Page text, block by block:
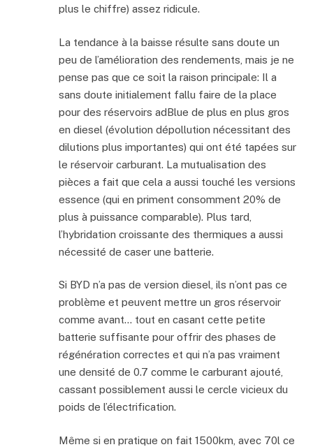
plus le chiffre) assez ridicule.
La tendance à la baisse résulte sans doute un
peu de l’amélioration des rendements, mais je ne
pense pas que ce soit la raison principale: Il a
sans doute initialement fallu faire de la place
pour des réservoirs adBlue de plus en plus gros
en diesel (évolution dépollution nécessitant des
dilutions plus importantes) qui ont été tapées sur
le réservoir carburant. La mutualisation des
pièces a fait que cela a aussi touché les versions
essence (qui en priment consomment 20% de
plus à puissance comparable). Plus tard,
l’hybridation croissante des thermiques a aussi
nécessité de caser une batterie.
Si BYD n’a pas de version diesel, ils n’ont pas ce
problème et peuvent mettre un gros réservoir
comme avant… tout en casant cette petite
batterie suffisante pour offrir des phases de
régénération correctes et qui n’a pas vraiment
une densité de 0.7 comme le carburant ajouté,
cassant possiblement aussi le cercle vicieux du
poids de l’électrification.
Même si en pratique on fait 1500km, avec 70l ce